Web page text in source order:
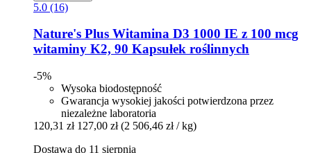
5.0 (16)
Nature's Plus Witamina D3 1000 IE z 100 mcg
witaminy K2, 90 Kapsułek roślinnych
-5%
Wysoka biodostępność
Gwarancja wysokiej jakości potwierdzona przez
niezależne laboratoria
120,31 zł 127,00 zł (2 506,46 zł / kg)
Dostawa do 11 sierpnia